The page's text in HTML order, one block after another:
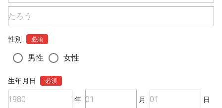
性別 必須
男性 女性
生年月日 必須
年 月 日